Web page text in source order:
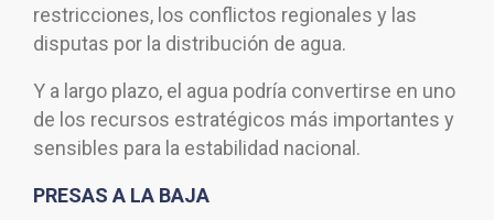
restricciones, los conflictos regionales y las
disputas por la distribución de agua.
Y a largo plazo, el agua podría convertirse en uno
de los recursos estratégicos más importantes y
sensibles para la estabilidad nacional.
PRESAS A LA BAJA